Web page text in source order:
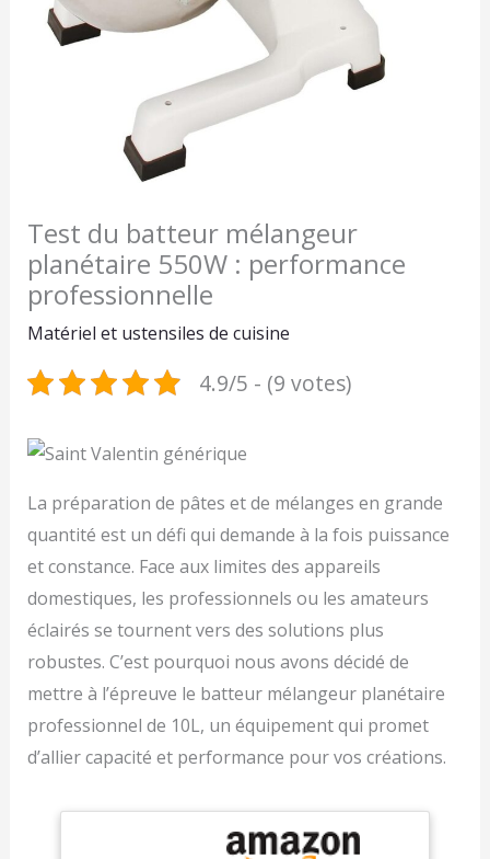
Test du batteur mélangeur
planétaire 550W : performance
professionnelle
Matériel et ustensiles de cuisine
4.9/5 - (9 votes)
La préparation de pâtes et de mélanges en grande
quantité est un défi qui demande à la fois puissance
et constance. Face aux limites des appareils
domestiques, les professionnels ou les amateurs
éclairés se tournent vers des solutions plus
robustes. C’est pourquoi nous avons décidé de
mettre à l’épreuve le batteur mélangeur planétaire
professionnel de 10L, un équipement qui promet
d’allier capacité et performance pour vos créations.